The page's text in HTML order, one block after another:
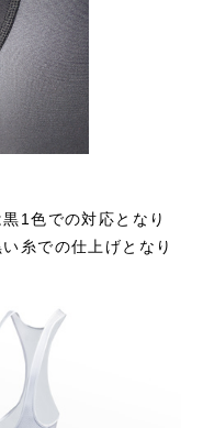
1色での対応となり
糸での仕上げとなり